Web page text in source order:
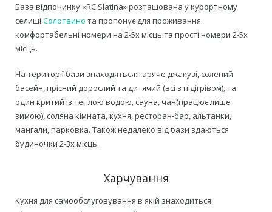
База відпочинку «RC Slatina» розташована у курортному
селищі Солотвино та пропонує для проживання
комфортабельні номери на 2-5х місць та прості номери 2-5х
місць.
На території бази знаходяться: гаряче джакузі, солений
басейн, прісний дорослий та дитячий (всі з підігрівом), та
один критий із теплою водою, сауна, чан(працює лише
зимою), соляна кімната, кухня, ресторан-бар, альтанки,
мангали, парковка. Також недалеко від бази здаються
будиночки 2-3х місць.
Харчування
Кухня для самообслуговування в якій знаходиться: